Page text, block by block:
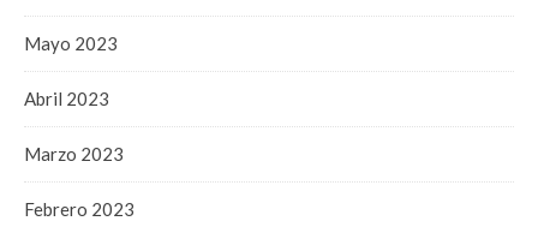
Mayo 2023
Abril 2023
Marzo 2023
Febrero 2023